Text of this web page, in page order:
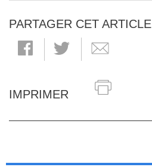
PARTAGER CET ARTICLE
IMPRIMER